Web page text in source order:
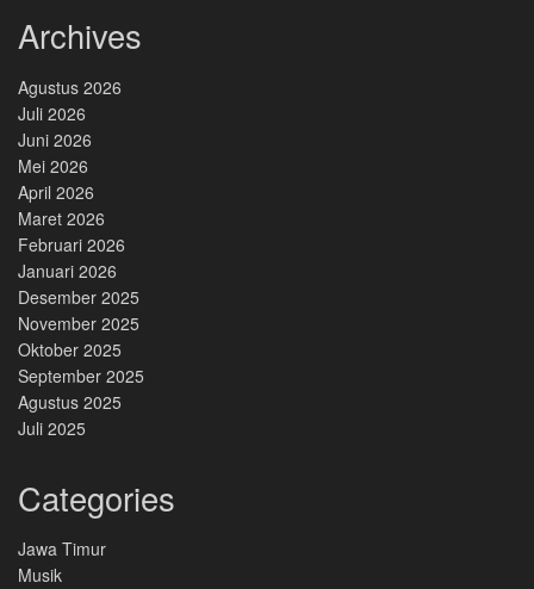
Archives
Agustus 2026
Juli 2026
Juni 2026
Mei 2026
April 2026
Maret 2026
Februari 2026
Januari 2026
Desember 2025
November 2025
Oktober 2025
September 2025
Agustus 2025
Juli 2025
Categories
Jawa Timur
Musik